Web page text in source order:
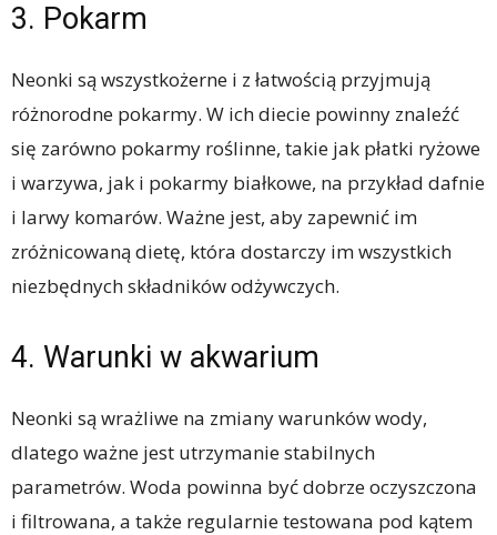
3. Pokarm
Neonki są wszystkożerne i z łatwością przyjmują
różnorodne pokarmy. W ich diecie powinny znaleźć
się zarówno pokarmy roślinne, takie jak płatki ryżowe
i warzywa, jak i pokarmy białkowe, na przykład dafnie
i larwy komarów. Ważne jest, aby zapewnić im
zróżnicowaną dietę, która dostarczy im wszystkich
niezbędnych składników odżywczych.
4. Warunki w akwarium
Neonki są wrażliwe na zmiany warunków wody,
dlatego ważne jest utrzymanie stabilnych
parametrów. Woda powinna być dobrze oczyszczona
i filtrowana, a także regularnie testowana pod kątem